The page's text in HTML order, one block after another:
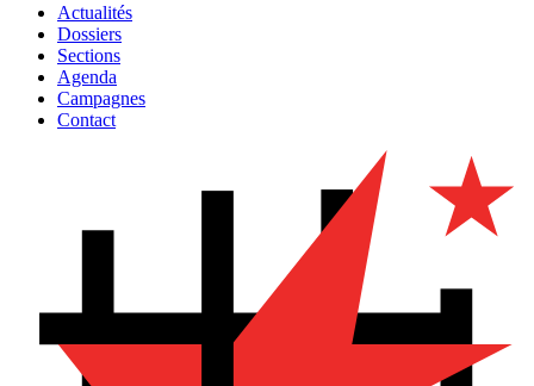
Actualités
Dossiers
Sections
Agenda
Campagnes
Contact